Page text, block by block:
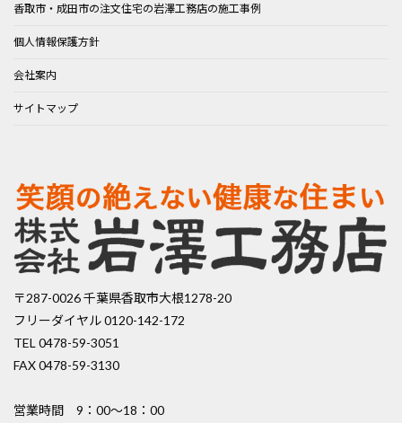
香取市・成田市の注文住宅の岩澤工務店の施工事例
個人情報保護方針
会社案内
サイトマップ
〒287-0026 千葉県香取市大根1278-20
フリーダイヤル 0120-142-172
TEL 0478-59-3051
FAX 0478-59-3130
営業時間 9：00〜18：00